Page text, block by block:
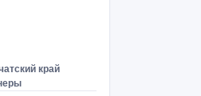
край